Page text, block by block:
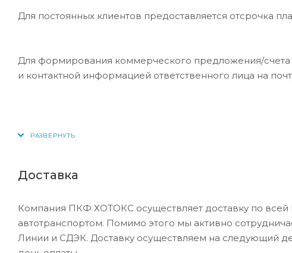
Для постоянных клиентов предоставляется отсрочка
Для формирования коммерческого предложения/счета
и контактной информацией ответственного лица на
Доставка
Компания ПКФ ХОТОКС осуществляет доставку по
автотранспортом. Помимо этого мы активно
Линии и СДЭК. Доставку осуществляем на следующий